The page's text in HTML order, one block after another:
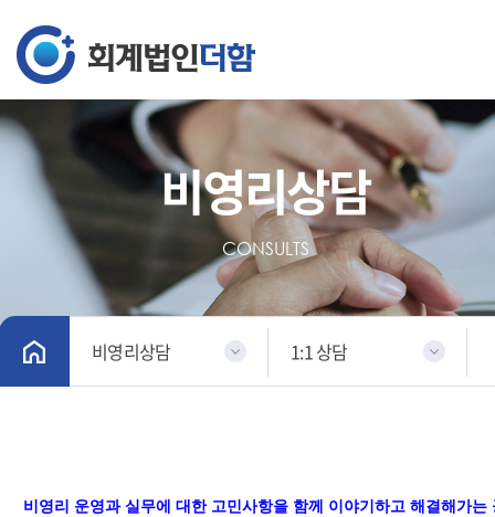
비영리상담
CONSULTS
비영리상담 1:1 상담
비영리 운영과 실무에 대한 고민사항을 함께 이야기하고 해결해가는